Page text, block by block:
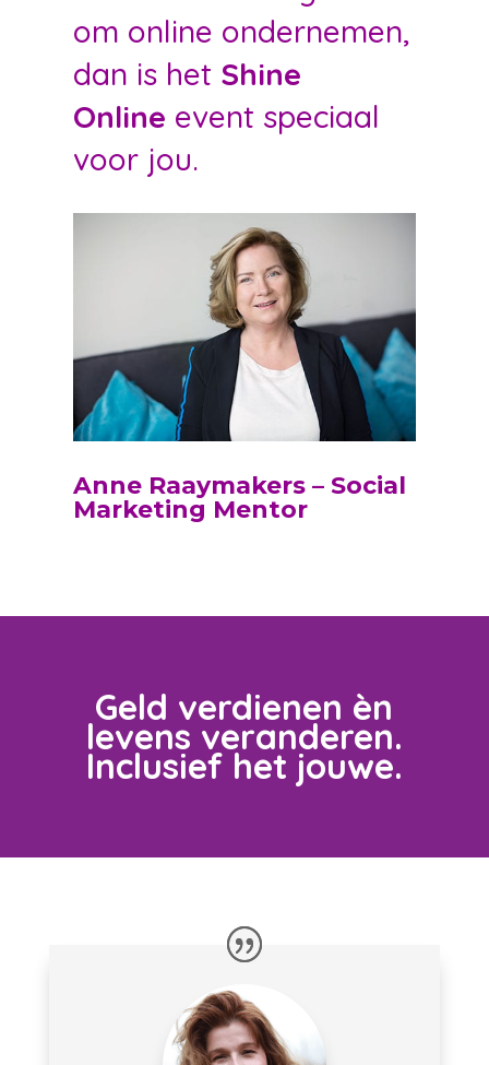
om online ondernemen,
dan is het Shine
Online event speciaal
voor jou.
Anne Raaymakers – Social
Marketing Mentor
Geld verdienen èn
levens veranderen.
Inclusief het jouwe.